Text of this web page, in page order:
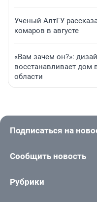
Ученый АлтГУ
комаров в августе
«Вам зачем он?»:
восстанавливает дом
области
Подписаться на
Сообщить новость
Рубрики